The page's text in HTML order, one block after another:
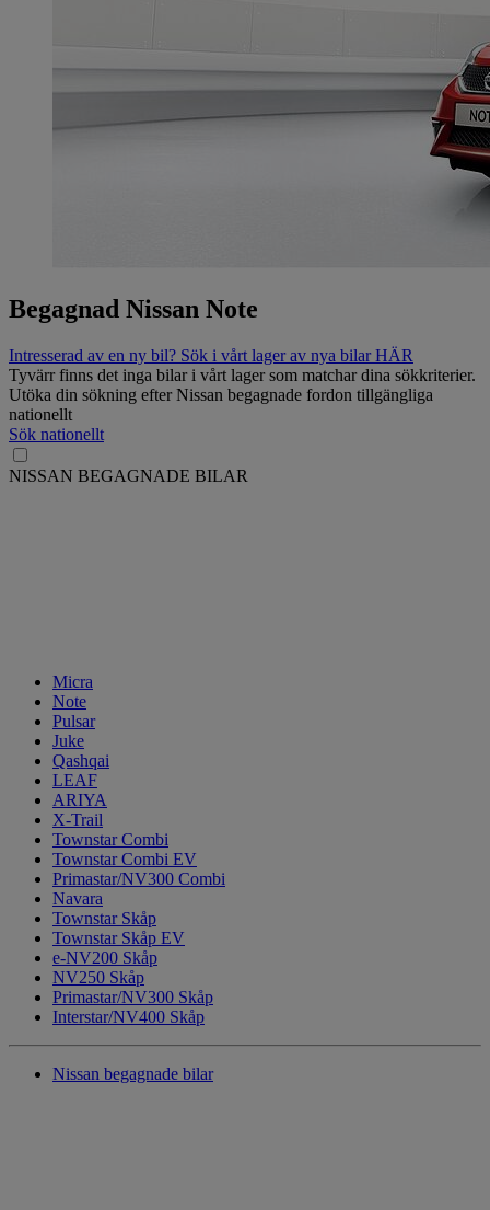
Begagnad Nissan Note
Intresserad av en ny bil? Sök i vårt lager av nya bilar HÄR
Tyvärr finns det inga bilar i vårt lager som matchar dina sökkriterier.
Utöka din sökning efter Nissan begagnade fordon tillgängliga
nationellt
Sök nationellt
NISSAN BEGAGNADE BILAR
Micra
Note
Pulsar
Juke
Qashqai
LEAF
ARIYA
X-Trail
Townstar Combi
Townstar Combi EV
Primastar/NV300 Combi
Navara
Townstar Skåp
Townstar Skåp EV
e-NV200 Skåp
NV250 Skåp
Primastar/NV300 Skåp
Interstar/NV400 Skåp
Nissan begagnade bilar